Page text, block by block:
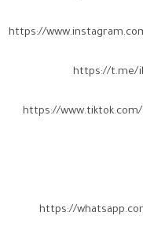
https://
https://